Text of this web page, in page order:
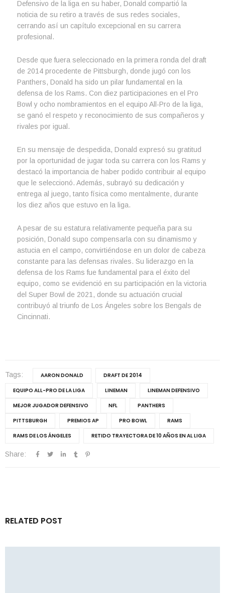
Defensivo de la liga en su haber, Donald compartió la
noticia de su retiro a través de sus redes sociales,
cerrando así un capítulo excepcional en su carrera
profesional.
Desde que fuera seleccionado en la primera ronda del draft
de 2014 procedente de Pittsburgh, donde jugó con los
Panthers, Donald ha sido un pilar fundamental en la
defensa de los Rams. Con diez participaciones en el Pro
Bowl y ocho nombramientos en el equipo All-Pro de la liga,
se ganó el respeto y reconocimiento de sus compañeros y
rivales por igual.
En su mensaje de despedida, Donald expresó su gratitud
por la oportunidad de jugar toda su carrera con los Rams y
destacó la importancia de haber podido contribuir al equipo
que le seleccionó. Además, subrayó su dedicación y
entrega al juego, tanto física como mentalmente, durante
los diez años que estuvo en la liga.
A pesar de su estatura relativamente pequeña para su
posición, Donald supo compensarla con su dinamismo y
astucia en el campo, convirtiéndose en un dolor de cabeza
constante para las defensas rivales. Su liderazgo en la
defensa de los Rams fue fundamental para el éxito del
equipo, como se evidenció en su participación en la victoria
del Super Bowl de 2021, donde su actuación crucial
contribuyó al triunfo de Los Ángeles sobre los Bengals de
Cincinnati.
Tags: AARON DONALD
DRAFT DE 2014
EQUIPO ALL-PRO DE LA LIGA
LINEMAN
LINEMAN DEFENSIVO
MEJOR JUGADOR DEFENSIVO
NFL
PANTHERS
PITTSBURGH
PREMIOS AP PRO BOWL
RAMS
RAMS DE LOS ÁNGELES
RETIDO TRAYECTORA DE 10 AÑOS EN AL LIGA
Share:
RELATED POST